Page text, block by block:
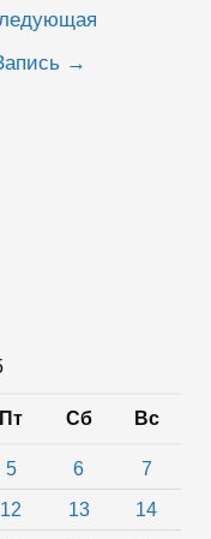
→
Пт Сб Вс
5 6
7
12 13
14